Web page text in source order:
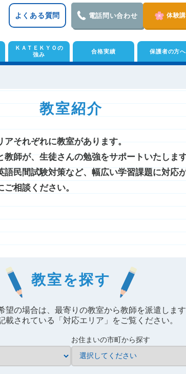
よくある質問 電話問い合わせ 体験
ＫＡＴＥＫＹＯの
強み
合格実績 保護者の方へ
教室紹介
それぞれに教室があります。
師が、生徒さんの勉強をサポートいたしま
民間試験対策など、幅広い学習課題に対応
相談ください。
教室を探す
望の場合は、 最寄りの教室から教師を派遣しま
載されている
「対応エリア」をご覧ください。
お住まいの市町から探す